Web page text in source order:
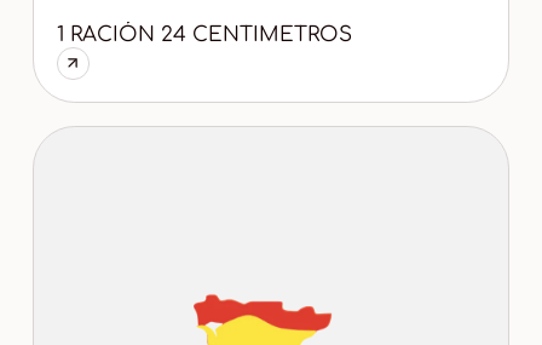
1 RACIÓN 24 CENTIMETROS